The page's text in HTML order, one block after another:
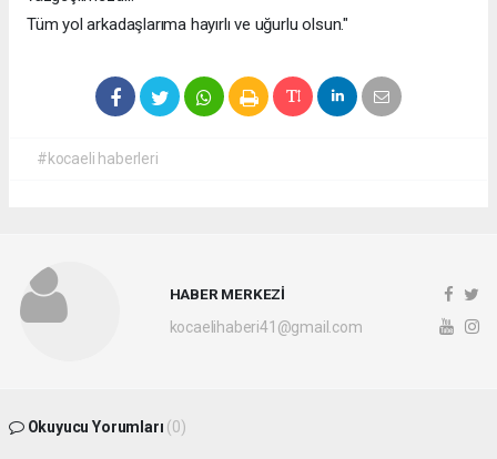
Tüm yol arkadaşlarıma hayırlı ve uğurlu olsun."
#kocaeli haberleri
HABER MERKEZİ
kocaelihaberi41@gmail.com
Okuyucu Yorumları (0)